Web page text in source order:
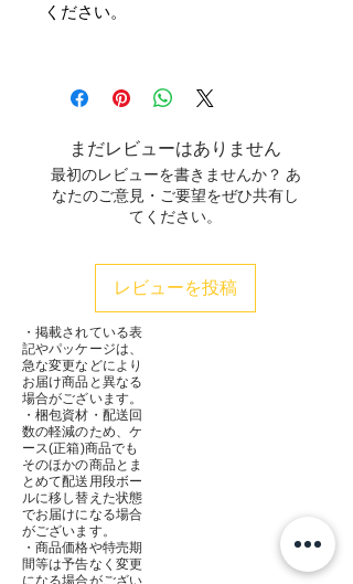
ください。
まだレビューはありません
最初のレビューを書きませんか？ あ
なたのご意見・ご要望をぜひ共有し
てください。
レビューを投稿
・掲載されている表
記やパッケージは、
急な変更などにより
お届け商品と異なる
場合がございます。
・梱包資材・配送回
数の軽減のため、ケ
ース(正箱)商品でも
そのほかの商品とま
とめて配送用段ボー
ルに移し替えた状態
でお届けになる場合
がございます。
・商品価格や特売期
間等は予告なく変更